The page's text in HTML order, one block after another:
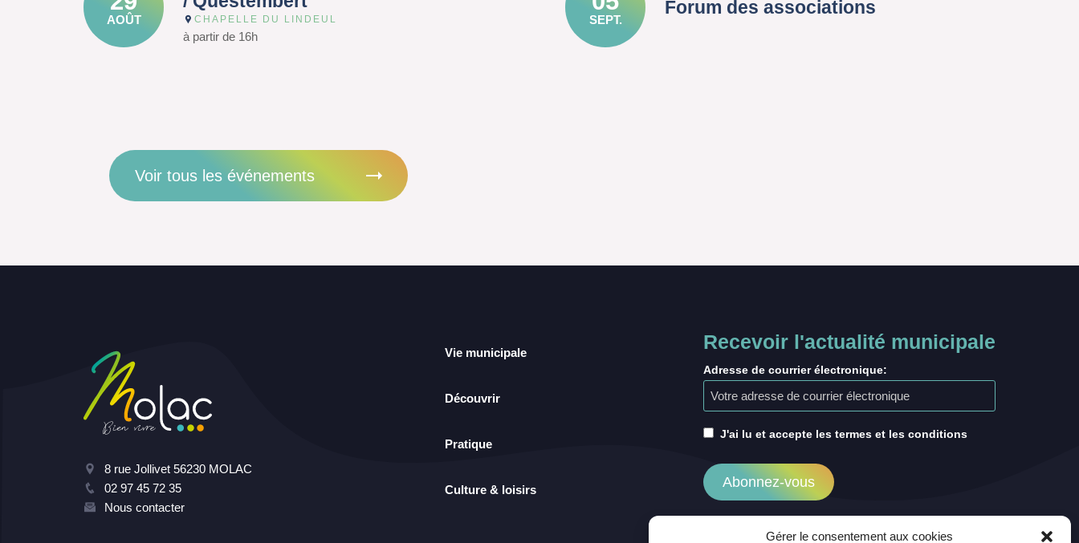
Gérer le consentement aux cookies
AOÛT CHAPELLE DU LINDEUL
à partir de 16h
SEPT.
Forum des associations
Voir tous les événements
8 rue Jollivet 56230 MOLAC
02 97 45 72 35
Nous contacter
Vie municipale
Découvrir
Pratique
Culture & loisirs
Recevoir l'actualité municipale
Adresse de courrier électronique:
J'ai lu et accepte les termes et les conditions